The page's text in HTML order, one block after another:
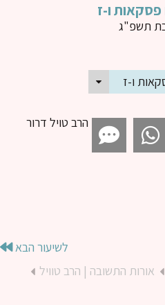
הרב טויל דרור
לשיעור הבא
אורות התשובה | הרב טוויל